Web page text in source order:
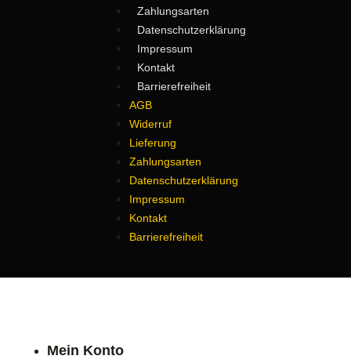
Zahlungsarten
Datenschutzerklärung
Impressum
Kontakt
Barrierefreiheit
AGB
Widerruf
Lieferung
Zahlungsarten
Datenschutzerklärung
Impressum
Kontakt
Barrierefreiheit
Mein Konto